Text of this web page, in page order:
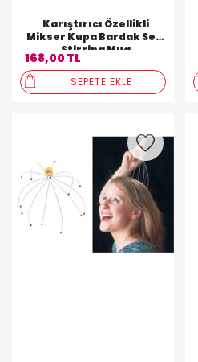
Karıştırıcı Özellikli
Mikser Kupa Bardak Self
Stirring Mug
168,00 TL
SEPETE EKLE